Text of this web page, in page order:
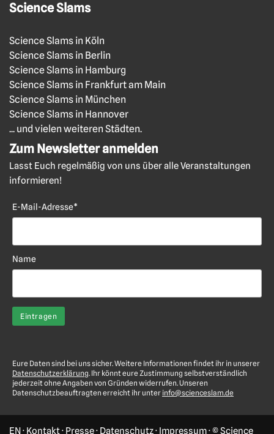
Science Slams
Science Slams in Köln
Science Slams in Berlin
Science Slams in Hamburg
Science Slams in Frankfurt am Main
Science Slams in München
Science Slams in Hannover
... und vielen weiteren Städten.
Zum Newsletter anmelden
Lasst Euch regelmäßig von uns über alle Veranstaltungen
informieren!
E-Mail-Adresse*
Name
Eure Daten sind bei uns sicher. Weitere Informationen findet ihr in unserer
Datenschutzerklärung. Ihr könnt eure Zustimmung selbstverständlich
jederzeit ohne Angaben von Gründen widerrufen. Unseren
Datenschutzbeauftragten erreicht ihr unter info@scienceslam.de
EN· Kontakt· Presse· Datenschutz· Impressum· © Science